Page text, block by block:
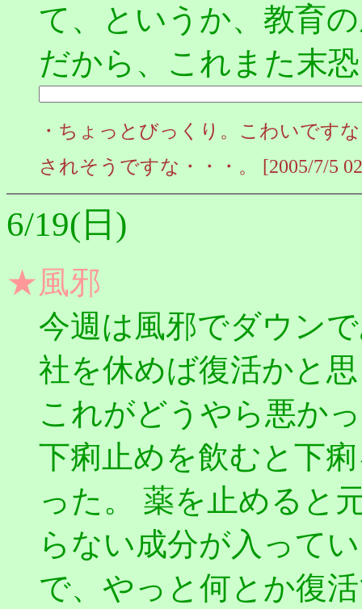
て、というか、教育
だから、これまた末
・ちょっとびっくり。こわいです
されそうですな・・・。 [2005/7/5
6/19(日)
★風邪
今週は風邪でダウン
社を休めば復活かと
これがどうやら悪か
下痢止めを飲むと下
った。 薬を止めると
らない成分が入って
で、やっと何とか復